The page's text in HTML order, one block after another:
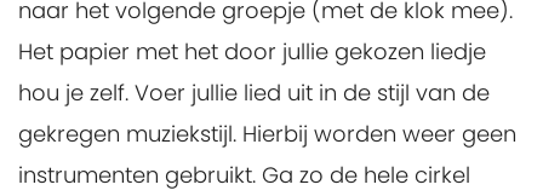
naar het volgende groepje (met de klok mee).
Het papier met het door jullie gekozen liedje
hou je zelf. Voer jullie lied uit in de stijl van de
gekregen muziekstijl. Hierbij worden weer geen
instrumenten gebruikt. Ga zo de hele cirkel